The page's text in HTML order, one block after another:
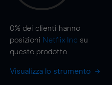
0% dei clienti hanno
posizioni Netflix Inc su
questo prodotto
Visualizza lo strumento